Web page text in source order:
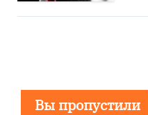
Вы пропустили